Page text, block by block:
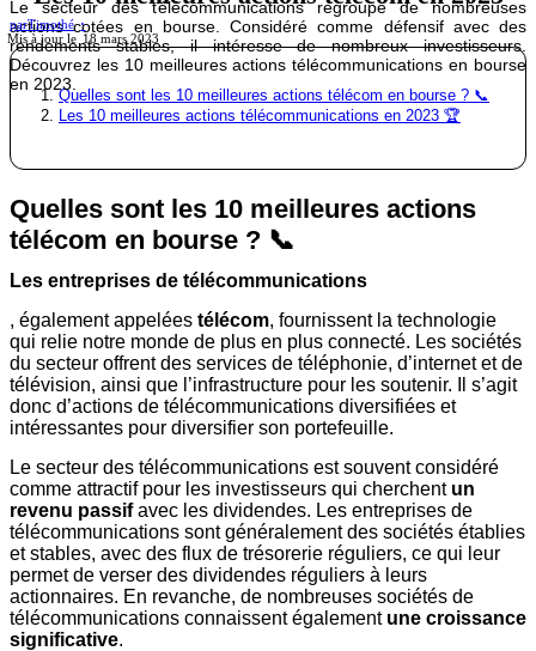
Le secteur des télécommunications regroupe de nombreuses
actions cotées en bourse. Considéré comme défensif avec des
rendements stables, il intéresse de nombreux investisseurs.
Découvrez les 10 meilleures actions télécommunications en bourse
en 2023.
parTimothé
18 mars 2023
Quelles sont les 10 meilleures actions télécom en bourse ? 📞
Les 10 meilleures actions télécommunications en 2023 🏆
Quelles sont les 10 meilleures actions
télécom en bourse ? 📞
Les entreprises de télécommunications
, également appelées télécom, fournissent la technologie
qui relie notre monde de plus en plus connecté. Les sociétés
du secteur offrent des services de téléphonie, d’internet et de
télévision, ainsi que l’infrastructure pour les soutenir. Il s’agit
donc d’actions de télécommunications diversifiées et
intéressantes pour diversifier son portefeuille.
Le secteur des télécommunications est souvent considéré
comme attractif pour les investisseurs qui cherchent un
revenu passifavec les dividendes. Les entreprises de
télécommunications sont généralement des sociétés établies
et stables, avec des flux de trésorerie réguliers, ce qui leur
permet de verser des dividendes réguliers à leurs
actionnaires. En revanche, de nombreuses sociétés de
télécommunications connaissent également une croissance
significative.